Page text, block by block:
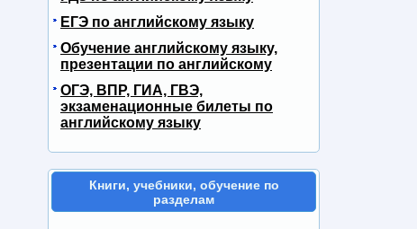
ЕГЭ по английскому языку
Обучение английскому языку,
презентации по английскому
ОГЭ, ВПР, ГИА, ГВЭ,
экзаменационные билеты по
английскому языку
Книги, учебники, обучение по
разделам